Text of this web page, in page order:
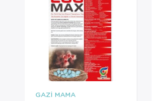
GAZİ MAMA